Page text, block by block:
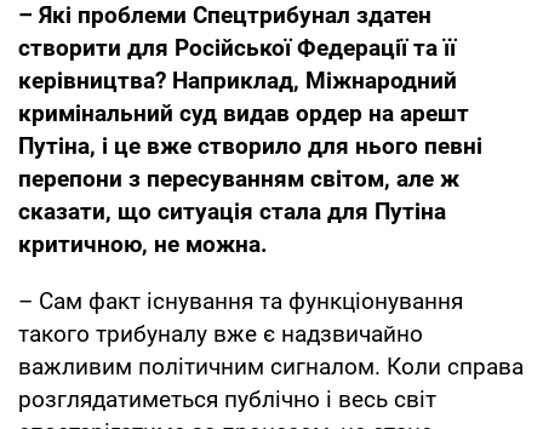
– Які проблеми Спецтрибунал здатен
створити для Російської Федерації та її
керівництва? Наприклад, Міжнародний
кримінальний суд видав ордер на арешт
Путіна, і це вже створило для нього певні
перепони з пересуванням світом, але ж
сказати, що ситуація стала для Путіна
критичною, не можна.
– Сам факт існування та функціонування
такого трибуналу вже є надзвичайно
важливим політичним сигналом. Коли справа
розглядатиметься публічно і весь світ